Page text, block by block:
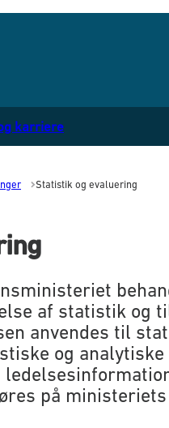
- Flere links
karriere
Statistik og evaluering
af statistik og
anvendes til
og
på